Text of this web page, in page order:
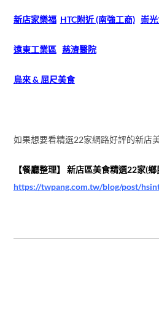
新店家樂福 HTC附近 (南強工商) 崇
遠東工業區 慈濟醫院
烏來 & 屈尺美食
如果想要看精選22家網路好評的新店
【餐廳整理】 新店區美食精選22家(
https://twpang.com.tw/blog/post/